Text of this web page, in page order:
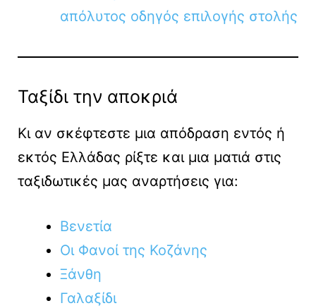
απόλυτος οδηγός επιλογής στολής
Ταξίδι την αποκριά
Κι αν σκέφτεστε μια απόδραση εντός ή
εκτός Ελλάδας ρίξτε και μια ματιά στις
ταξιδωτικές μας αναρτήσεις για:
Βενετία
Οι Φανοί της Κοζάνης
Ξάνθη
Γαλαξίδι